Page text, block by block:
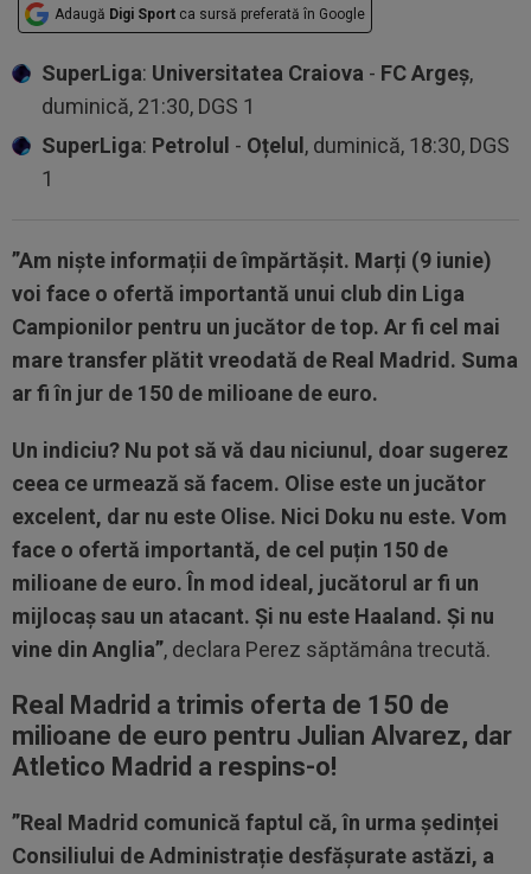
Adaugă Digi Sport ca sursă preferată în Google
SuperLiga: Universitatea Craiova - FC Argeș,
duminică, 21:30, DGS 1
SuperLiga: Petrolul - Oțelul, duminică, 18:30, DGS
1
”Am niște informații de împărtășit. Marți (9 iunie)
voi face o ofertă importantă unui club din Liga
Campionilor pentru un jucător de top. Ar fi cel mai
mare transfer plătit vreodată de Real Madrid. Suma
ar fi în jur de 150 de milioane de euro.
Un indiciu? Nu pot să vă dau niciunul, doar sugerez
ceea ce urmează să facem. Olise este un jucător
excelent, dar nu este Olise. Nici Doku nu este. Vom
face o ofertă importantă, de cel puțin 150 de
milioane de euro. În mod ideal, jucătorul ar fi un
mijlocaș sau un atacant. Și nu este Haaland. Și nu
vine din Anglia”, declara Perez săptămâna trecută.
Real Madrid a trimis oferta de 150 de
milioane de euro pentru Julian Alvarez, dar
Atletico Madrid a respins-o!
”Real Madrid comunică faptul că, în urma ședinței
Consiliului de Administrație desfășurate astăzi, a